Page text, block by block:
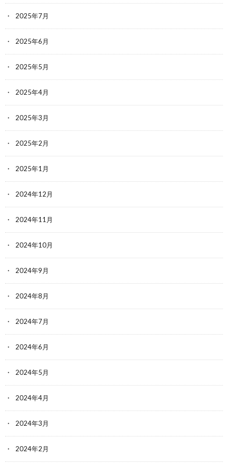
2025年7月
2025年6月
2025年5月
2025年4月
2025年3月
2025年2月
2025年1月
2024年12月
2024年11月
2024年10月
2024年9月
2024年8月
2024年7月
2024年6月
2024年5月
2024年4月
2024年3月
2024年2月